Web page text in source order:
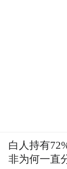
“研发在武
产业链、
益参考。
白人持有
非为何一直